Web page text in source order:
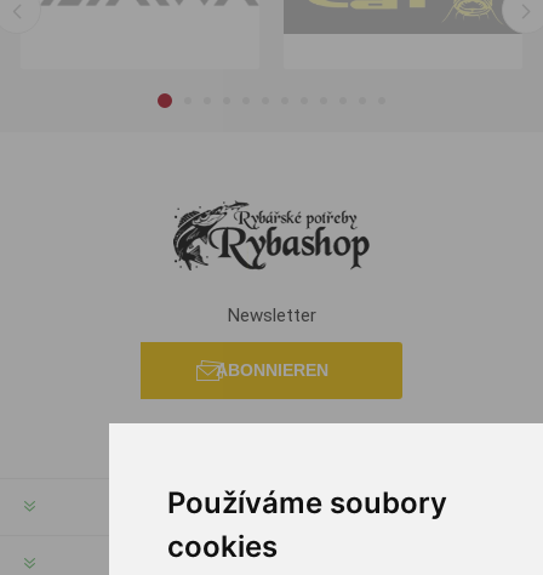
Používáme soubory
cookies
Newsletter
ABONNIEREN
RECHTE & FRISTEN
KUNDENSERVICE